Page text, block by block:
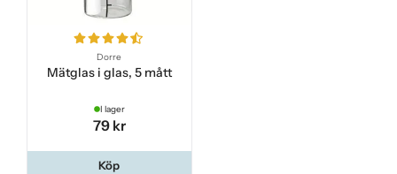
Dorre
Mätglas i glas, 5 mått
I lager
79 kr
Köp